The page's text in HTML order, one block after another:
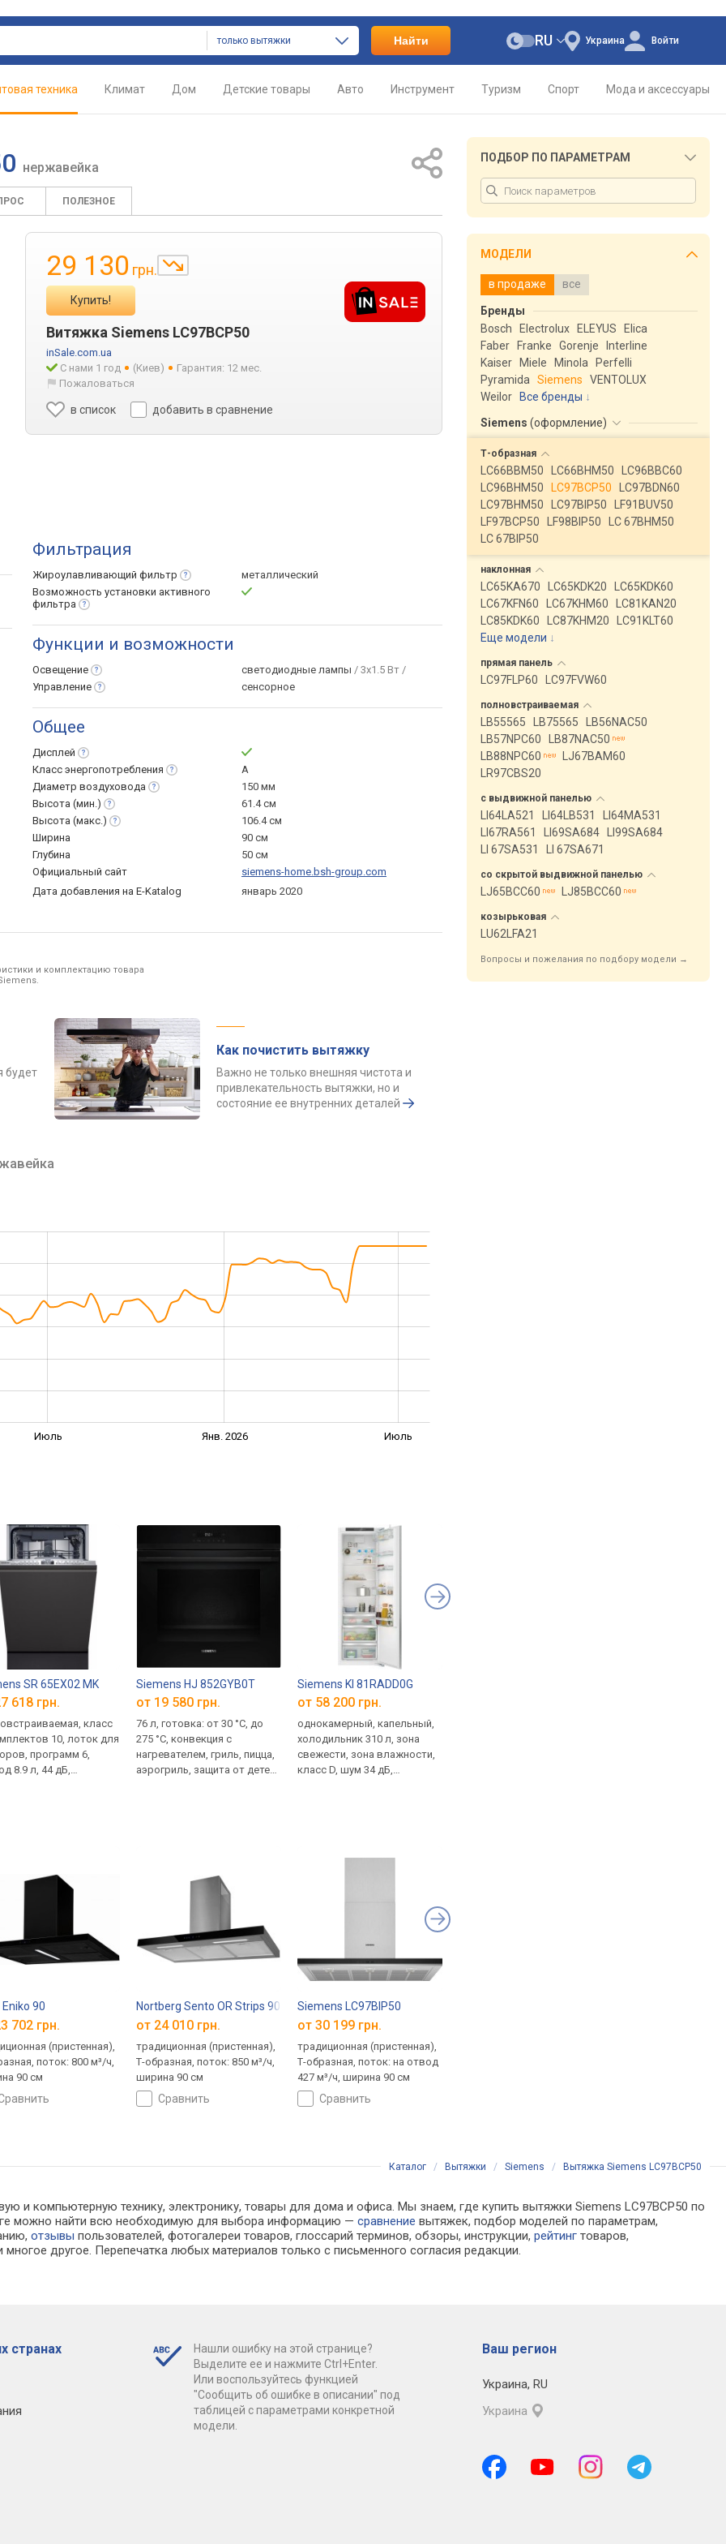
только вытяжки Найти Украина
RU Войти
техника Климат Дом Детские товары Авто Инструмент Туризм Спорт Мода и аксессуары
нержавейка
ПОЛЕЗНОЕ
29 130 грн.
Купить!
Витяжка Siemens LC97BCP50
inSale.com.ua
С нами 1 год
(Киев)
Гарантия: 12 мес.
Пожаловаться
в список добавить в сравнение
Фильтрация
Жироулавливающий фильтр
металлический
Возможность установки активного
фильтра
Функции и возможности
Освещение светодиодные лампы / 3x1.5 Вт /
Управление
сенсорное
Общее
Дисплей
Класс энергопотребления
A
Диаметр воздуховода
150 мм
Высота (мин.)
61.4 см
Высота (макс.)
106.4 см
Ширина
90 см
Глубина
50 см
Официальный сайт
siemens-home.bsh-group.com
Дата добавления на E-Katalog
январь 2020
и комплектацию товара
будет
Как почистить вытяжку
Важно не только внешняя чистота и
привлекательность вытяжки, но и
состояние ее внутренних деталей
Июль Янв. 2026 Июль
SR 65EX02 MK
618 грн.
класс
10, лоток для
программ 6,
8.9 л, 44 дБ,
Siemens HJ 852GYB0T
от 19 580 грн.
76 л, готовка: от 30 °C, до
275 °C, конвекция с
нагревателем, гриль, пицца,
аэрогриль, защита от детей,
Siemens KI 81RADD0G
от 58 200 грн.
однокамерный, капельный,
холодильник 310 л, зона
свежести, зона влажности,
класс D, шум 34 дБ,
Eniko 90
702 грн.
(пристенная),
поток: 800 м³/ч,
90 см
сравнить
Nortberg Sento OR Strips 90
от 24 010 грн.
традиционная (пристенная),
Т-образная, поток: 850 м³/ч,
ширина 90 см
сравнить
Siemens LC97BIP50
от 30 199 грн.
традиционная (пристенная),
Т-образная, поток: на отвод
427 м³/ч, ширина 90 см
сравнить
ПОДБОР ПО ПАРАМЕТРАМ
МОДЕЛИ
в продаже все
Бренды
Bosch
Electrolux ELEYUS
Elica
Faber
Franke Gorenje
Interline
Kaiser
Miele Minola
Perfelli
Pyramida
Siemens
VENTOLUX
Weilor
Все бренды
Siemens (оформление)
Т-образная
LC66BBM50 LC66BHM50
LC96BBC60
LC96BHM50
LC97BCP50
LC97BDN60
LC97BHM50
LC97BIP50
LF91BUV50
LF97BCP50
LF98BIP50
LC 67BHM50
LC 67BIP50
наклонная
LC65KA670 LC65KDK20
LC65KDK60
LC67KFN60
LC67KHM60
LC81KAN20
LC85KDK60
LC87KHM20
LC91KLT60
Еще модели ↓
прямая панель
LC97FLP60 LC97FVW60
полновстраиваемая
LB55565 LB75565
LB56NAC50
LB57NPC60
LB87NAC50
LB88NPC60
LJ67BAM60
LR97CBS20
с выдвижной панелью
LI64LA521 LI64LB531
LI64MA531
LI67RA561
LI69SA684
LI99SA684
LI 67SA531
LI 67SA671
со скрытой выдвижной панелью
LJ65BCC60 LJ85BCC60
козырьковая
LU62LFA21
Вопросы и пожелания по подбору модели →
Каталог / Вытяжки / Siemens / Вытяжка Siemens LC97BCP50
и компьютерную технику, электронику, товары для дома и офиса. Мы знаем, где купить вытяжки Siemens LC97BCP50 по
можно найти всю необходимую для выбора информацию —сравнение вытяжек, подбор моделей по параметрам,
отзывы пользователей, фотогалереи товаров, глоссарий терминов, обзоры, инструкции,рейтинг товаров,
многое другое. Перепечатка любых материалов только с письменного согласия редакции.
странах
Нашли ошибку на этой странице?
Выделите ее и нажмите Ctrl+Enter.
Или воспользуйтесь функцией
"Сообщить об ошибке в описании" под
таблицей с параметрами конкретной
модели.
Ваш регион
Украина, RU
Украина